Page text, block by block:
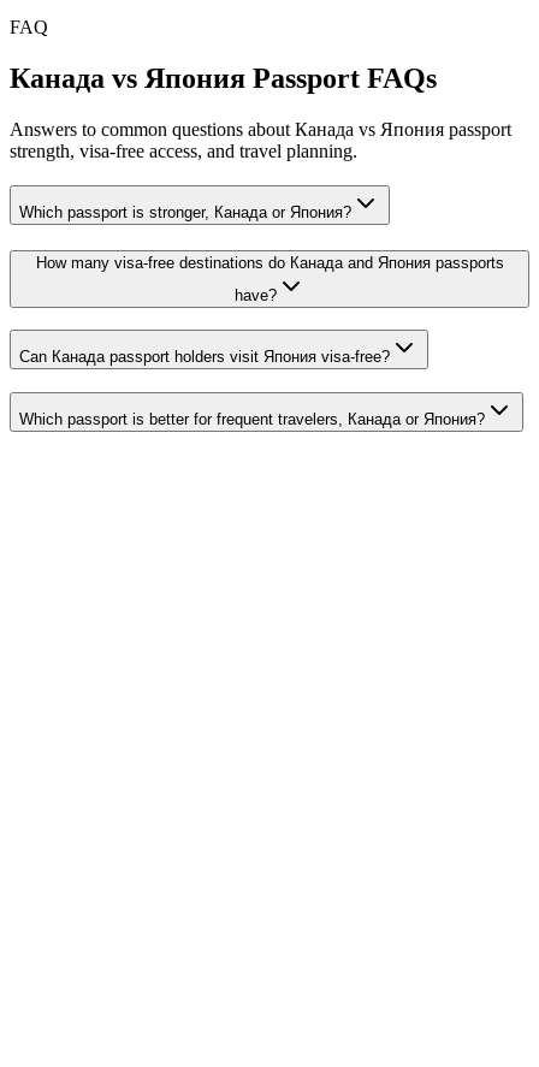
FAQ
Канада vs Япония Passport FAQs
Answers to common questions about Канада vs Япония passport
strength, visa-free access, and travel planning.
Which passport is stronger, Канада or Япония?
How many visa-free destinations do Канада and Япония passports
have?
Can Канада passport holders visit Япония visa-free?
Which passport is better for frequent travelers, Канада or Япония?